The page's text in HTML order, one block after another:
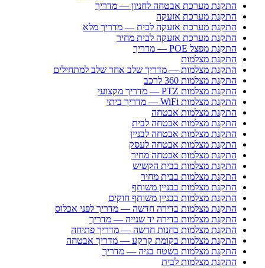
התקנת מערכת אבטחה לחניון — מדריך
התקנת מערכת אזעקה
התקנת מערכת אזעקה לבית — מדריך מלא
התקנת מערכת אזעקה לבית מחיר
התקנת מפצל POE — מדריך
התקנת מצלמות
התקנת מצלמות — מדריך שלב אחר שלב למתחילים
התקנת מצלמות 360 לרכב
התקנת מצלמות PTZ — מדריך מקצועי
התקנת מצלמות WiFi — מדריך ביתי
התקנת מצלמות אבטחה
התקנת מצלמות אבטחה לבית
התקנת מצלמות אבטחה לבניין
התקנת מצלמות אבטחה לעסק
התקנת מצלמות אבטחה מחיר
התקנת מצלמות בבית הקשיש
התקנת מצלמות בבית מחיר
התקנת מצלמות בבניין משותף
התקנת מצלמות בבניין משותף חוקים
התקנת מצלמות בדירה חדשה — מדריך לפני אכלוס
התקנת מצלמות בדירה יד שנייה — מדריך
התקנת מצלמות בחנות חדשה — מדריך פתיחה
התקנת מצלמות בקומת קרקע — מדריך אבטחה
התקנת מצלמות בשטח בניה — מדריך
התקנת מצלמות לבית